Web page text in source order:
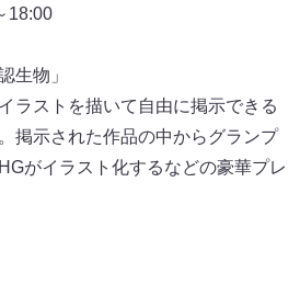
18:00
生物」
ラストを描いて自由に掲示できる
掲示された作品の中からグランプ
がイラスト化するなどの豪華プレ